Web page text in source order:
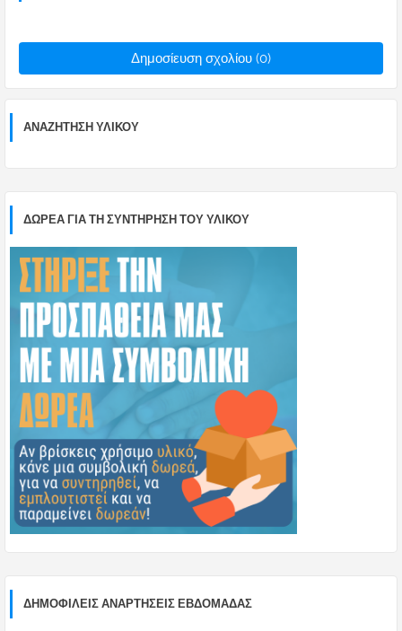
Δημοσίευση σχολίου (0)
ΑΝΑΖΉΤΗΣΗ ΥΛΙΚΟΎ
ΔΩΡΕΑ ΓΙΑ ΤΗ ΣΥΝΤΗΡΗΣΗ ΤΟΥ ΥΛΙΚΟΥ
ΔΗΜΟΦΙΛΕΊΣ ΑΝΑΡΤΉΣΕΙΣ ΕΒΔΟΜΆΔΑΣ